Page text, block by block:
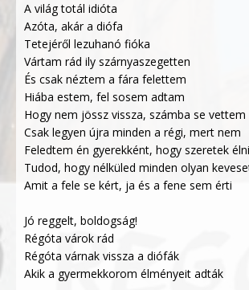
A világ totál idióta
Azóta, akár a diófa
Tetejéről lezuhanó fióka
Vártam rád ily szárnyaszegetten
És csak néztem a fára felettem
Hiába estem, fel sosem adtam
Hogy nem jössz vissza, számba se vettem
Csak legyen újra minden a régi, mert nem
Feledtem én gyerekként, hogy szeretek élni
Tudod, hogy nélküled minden olyan
Amit a fele se kért, ja és a fene sem érti
Jó reggelt, boldogság!
Régóta várok rád
Régóta várnak vissza a diófák
Akik a gyermekkorom élményeit adták